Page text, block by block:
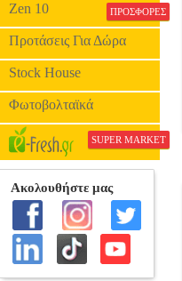
Zen 10 ΠΡΟΣΦΟΡΕΣ
Προτάσεις Για Δώρα
Stock House
Φωτοβολταϊκά
SUPER MARKET